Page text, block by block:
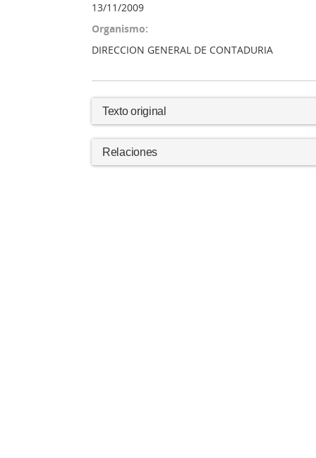
13/11/2009
Organismo:
DIRECCION GENERAL DE CONTADURIA
Texto original
Relaciones